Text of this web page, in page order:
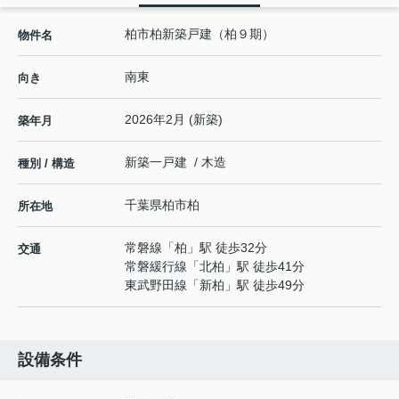
物件名 柏市柏新築戸建（柏９期）
向き 南東
築年月 2026年2月 (新築)
種別 / 構造 新築一戸建 / 木造
所在地 千葉県柏市柏
交通 常磐線 「柏 」駅 徒歩32分
常磐緩行線 「北柏 」駅 徒歩41分
東武野田線 「新柏 」駅 徒歩49分
設備条件